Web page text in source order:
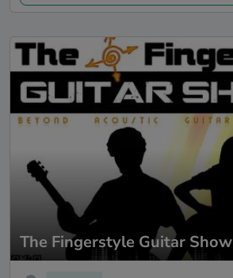
The Fingerstyle Guitar Show